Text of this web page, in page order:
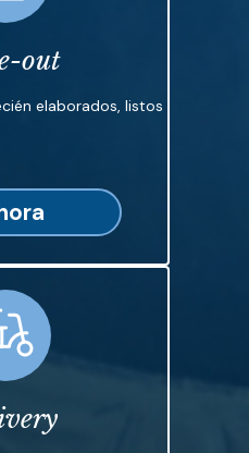
out
elaborados, listos